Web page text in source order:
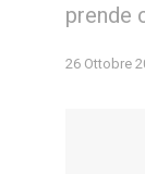
prende
26 Ottobre